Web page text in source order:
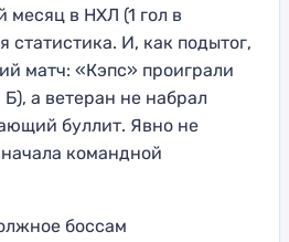
месяц в НХЛ (1 гол в
статистика. И, как подытог,
матч: «Кэпс» проиграли
а ветеран не набрал
буллит. Явно не
командной
боссам